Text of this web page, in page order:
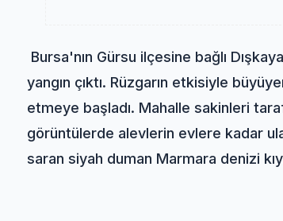
Bursa'nın Gürsu ilçesine bağlı
yangın çıktı. Rüzgarın etkisiyle
etmeye başladı. Mahalle sakinleri
görüntülerde alevlerin evlere kadar
saran siyah duman Marmara denizi